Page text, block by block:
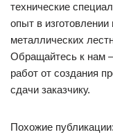
технические
опыт в
металлических
Обращайтесь к нам
работ от создания
сдачи заказчику.
Похожие публикации: